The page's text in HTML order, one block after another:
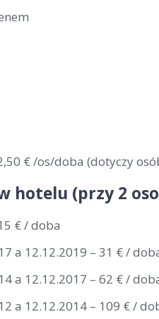
€ /os/doba (dotyczy
(przy 2
€ / doba
a 12.12.2019 – 31 € /
a 12.12.2017 – 62 € /
a 12.12.2014 – 109 € /